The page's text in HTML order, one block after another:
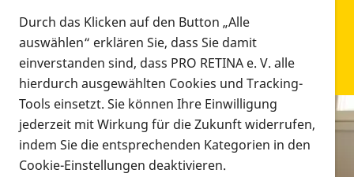
Infomaterial
Infomaterial
Durch das Klicken auf den Button „Alle
auswählen“ erklären Sie, dass Sie damit
einverstanden sind, dass PRO RETINA e. V. alle
hierdurch ausgewählten Cookies und Tracking-
Tools einsetzt. Sie können Ihre Einwilligung
jederzeit mit Wirkung für die Zukunft widerrufen,
indem Sie die entsprechenden Kategorien in den
Cookie-Einstellungen deaktivieren.